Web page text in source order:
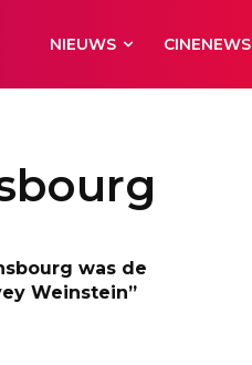
NIEUWS CINENEWS
was de
Weinstein”